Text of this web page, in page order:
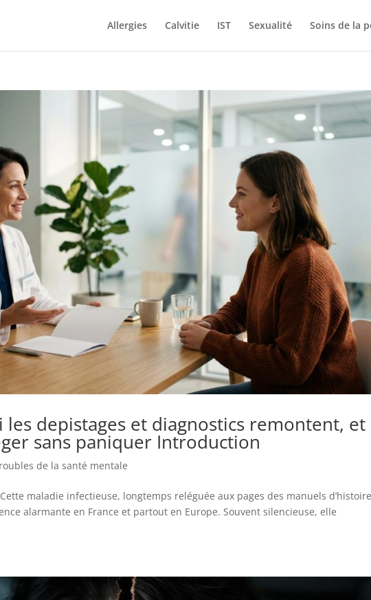
Allergies Calvitie IST Sexualité Soins de la
depistages et diagnostics remontent, et
sans paniquer Introduction
de la santé mentale
maladie infectieuse, longtemps reléguée aux pages des manuels
alarmante en France et partout en Europe. Souvent silencieuse, elle